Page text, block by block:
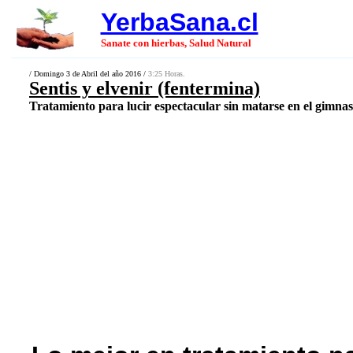
YerbaSana.cl
Sanate con hierbas, Salud Natural
/ Domingo 3 de Abril del año 2016 / 3:25 Horas.
Sentis y elvenir (fentermina)
Tratamiento para lucir espectacular sin matarse en el